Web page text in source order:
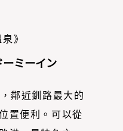
》
ーミーイン
鄰近釧路最大的
置便利。可以從